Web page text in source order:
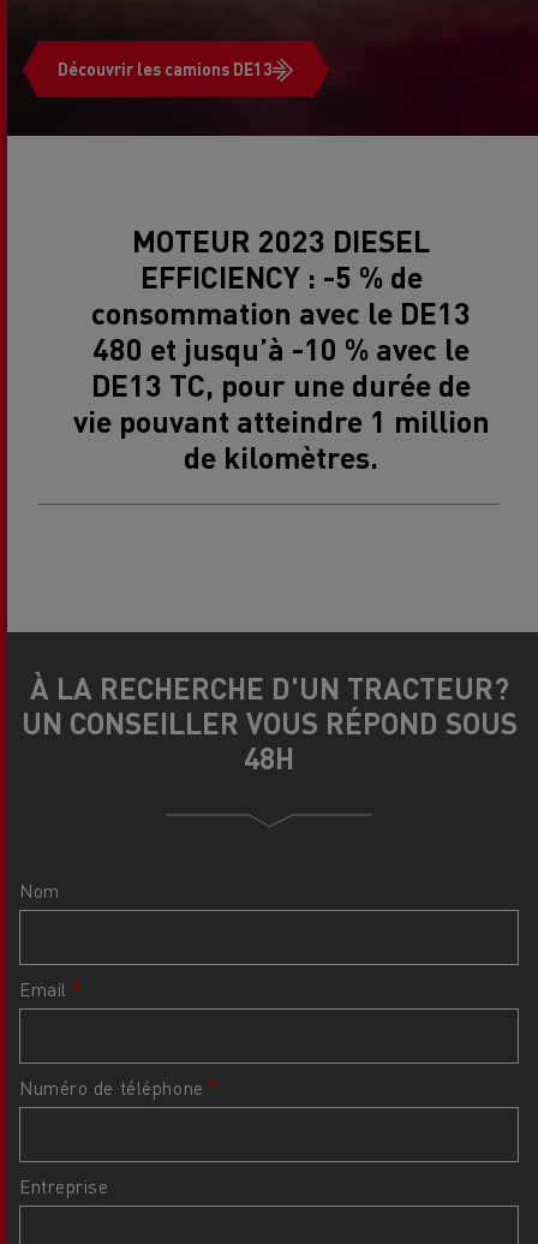
Découvrir les camions DE13
MOTEUR 2023 DIESEL
EFFICIENCY: -5 % de
consommation avec le DE13
480 et jusqu’à -10 % avec le
DE13 TC, pour une durée de
vie pouvant atteindre 1 million
de kilomètres.
À LA RECHERCHE D'UN TRACTEUR?
UN CONSEILLER VOUS RÉPOND SOUS
48H
Nom
Email
Numéro de téléphone
Entreprise